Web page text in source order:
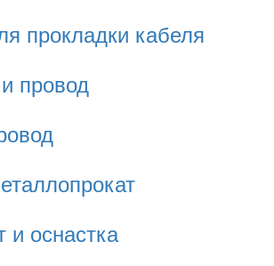
прокладки кабеля
провод
и оснастка